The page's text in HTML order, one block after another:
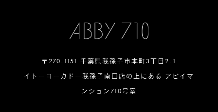
〒270-1151 千葉県我孫子市本町3丁目2-1
イトーヨーカドー我孫子南口店の上にある アビイマ
ンション710号室